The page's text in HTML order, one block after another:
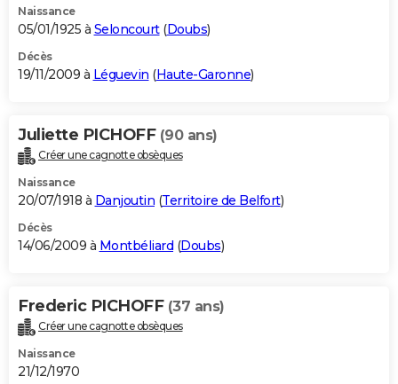
Naissance
05/01/1925 à Seloncourt(Doubs)
Décès
19/11/2009 à Léguevin (Haute-Garonne)
Juliette PICHOFF (90 ans)
Créer une cagnotte obsèques
Naissance
20/07/1918 à Danjoutin (Territoire de Belfort)
Décès
14/06/2009 à Montbéliard (Doubs)
Frederic PICHOFF (37 ans)
Créer une cagnotte obsèques
Naissance
21/12/1970